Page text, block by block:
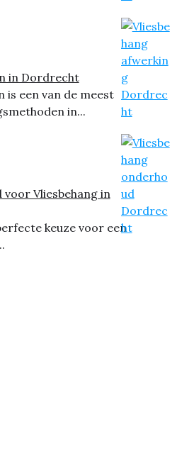
in Dordrecht
is een van de meest
in...
Vliesbehang in
keuze voor een